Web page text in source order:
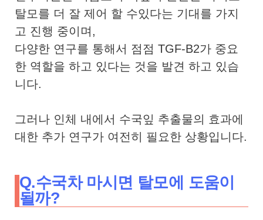
탈모를 더 잘 제어 할 수있다는 기대를 가지
고 진행 중이며,
다양한 연구를 통해서 점점 TGF-B2가 중요
한 역할을 하고 있다는 것을 발견 하고 있습
니다.
그러나 인체 내에서 수국잎 추출물의 효과에
대한 추가 연구가 여전히 필요한 상황입니다.
Q.수국차 마시면 탈모에 도움이
될까?